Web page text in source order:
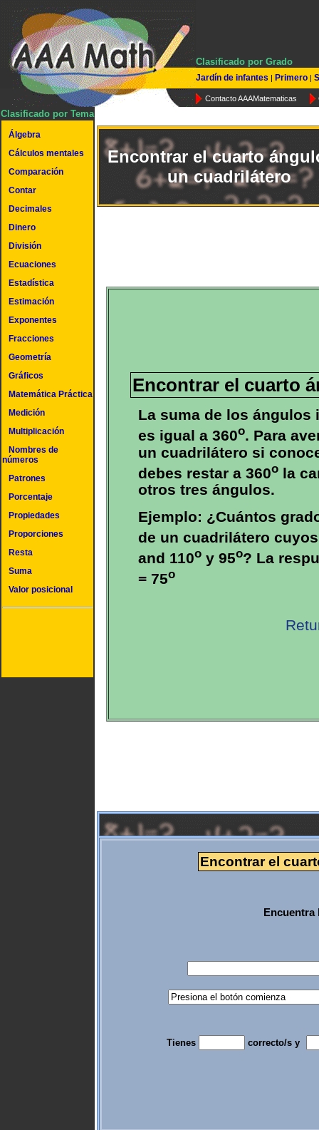
Clasificado por Grado
Jardín de infantes | Primero |
Contacto AAAMatematicas
Clasificado por Tema
Álgebra
Cálculos mentales
Comparación
Contar
Decimales
Dinero
División
Ecuaciones
Estadística
Estimación
Exponentes
Fracciones
Geometría
Gráficos
Matemática Práctica
Medición
Multiplicación
Nombres de
números
Patrones
Porcentaje
Propiedades
Proporciones
Resta
Suma
Valor posicional
Encontrar el cuarto
un cuadrilátero
Encontrar el cuarto
La suma de los
es igual a 360o. Para
un cuadrilátero si
debes restar a 360ola
otros tres ángulos.
Ejemplo: ¿Cuántos
de un cuadrilátero
and 110oy 95o? La
= 75o
Encontrar el
Tienes correcto/s y